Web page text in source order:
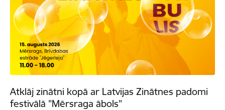
Atklāj zinātni kopā ar Latvijas Zinātnes padomi
festivālā "Mērsraga ābols"